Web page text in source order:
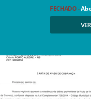
FECHADO -